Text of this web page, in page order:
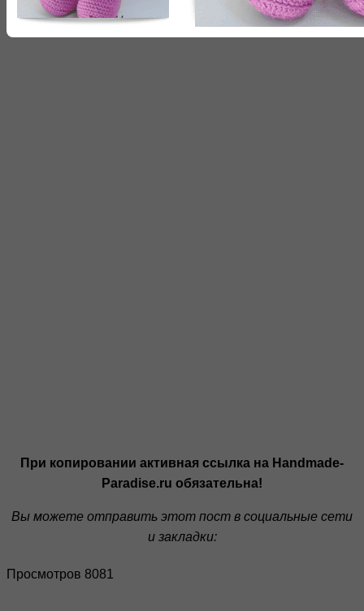
При копировании активная ссылка на Handmade-
Paradise.ru обязательна!
Вы можете отправить этот пост в социальные сети
и закладки:
Просмотров 8081